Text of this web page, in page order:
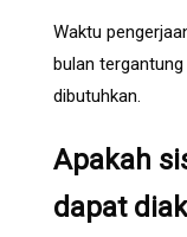
Waktu
bulan
dibutuhkan.
Apakah
dapat